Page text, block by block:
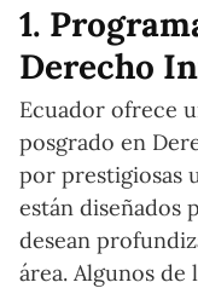
1.
Derecho
Ecuador ofrece
posgrado en
por prestigiosas
están diseñados
desean
área. Algunos de